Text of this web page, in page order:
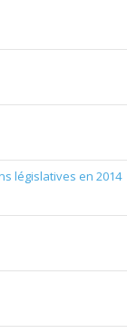
législatives en 2014